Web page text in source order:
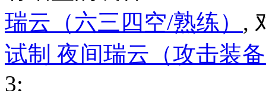
瑞云（六三四空/熟练） ,
试制 夜间瑞云（攻击装
3;